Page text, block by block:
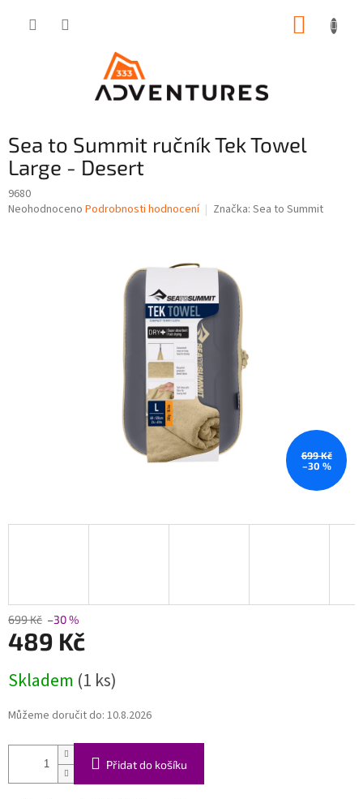
Sea to Summit ručník Tek Towel
Large - Desert
9680
Průměrné
Neohodnoceno Podrobnosti hodnocení Značka: Sea to Summit
699 Kč
–30 %
699 Kč –30 %
489 Kč
cena:
Skladem (1 ks)
Můžeme doručit do: 10.8.2026
Přidat do košíku